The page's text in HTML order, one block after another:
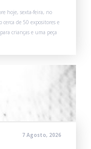
hoje, sexta-feira, no
de 50 expositores e
crianças e uma peça
7 Agosto, 2026